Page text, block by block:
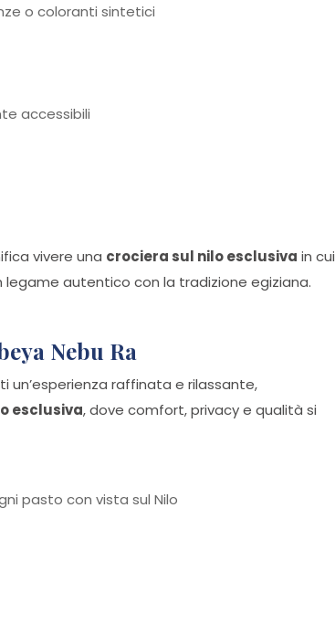
o coloranti sintetici
accessibili
vivere una crociera sul nilo esclusiva in cui
autentico con la tradizione egiziana.
Nebu Ra
un’esperienza raffinata e rilassante,
esclusiva, dove comfort, privacy e qualità si
pasto con vista sul Nilo